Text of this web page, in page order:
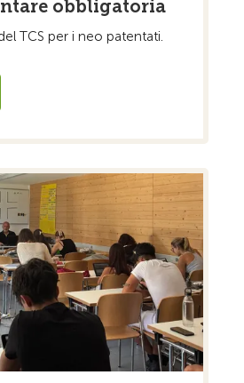
obbligatoria
TCS per i neo patentati.